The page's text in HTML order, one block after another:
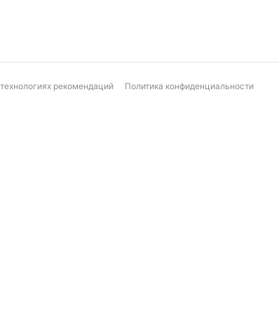
рекомендаций Политика конфиденциальности